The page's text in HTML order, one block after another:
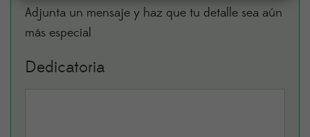
Adjunta un mensaje y haz que tu detalle sea aún
más especial
Dedicatoria